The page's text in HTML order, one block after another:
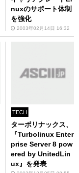
nuxのサポート体制
を強化
2003年02月14日 16:32
TECH
ターボリナックス、
『Turbolinux Enter
prise Server 8 pow
ered by UnitedLin
ux』を発表